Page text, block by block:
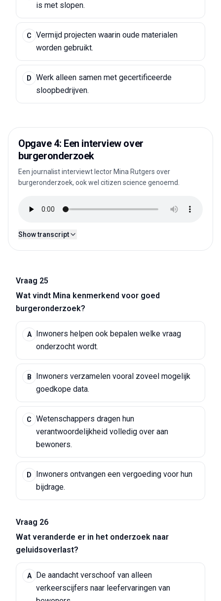
is met slopen.
C
Vermijd projecten waarin oude materialen
worden gebruikt.
D
Werk alleen samen met gecertificeerde
sloopbedrijven.
Opgave 4: Een interview over
burgeronderzoek
Een journalist interviewt lector Mina Rutgers over
burgeronderzoek, ook wel citizen science genoemd.
Show transcript
Vraag 25
Wat vindt Mina kenmerkend voor goed
burgeronderzoek?
A
Inwoners helpen ook bepalen welke vraag
onderzocht wordt.
B
Inwoners verzamelen vooral zoveel mogelijk
goedkope data.
C
Wetenschappers dragen hun
verantwoordelijkheid volledig over aan
bewoners.
D
Inwoners ontvangen een vergoeding voor hun
bijdrage.
Vraag 26
Wat veranderde er in het onderzoek naar
geluidsoverlast?
A
De aandacht verschoof van alleen
verkeerscijfers naar leefervaringen van